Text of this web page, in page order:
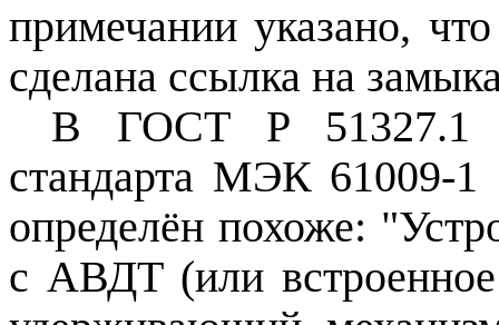
примечании указано,
сделана ссылка на
В ГОСТ Р 51327.1
стандарта МЭК 61009‑1
определён похоже:
с АВДТ (или